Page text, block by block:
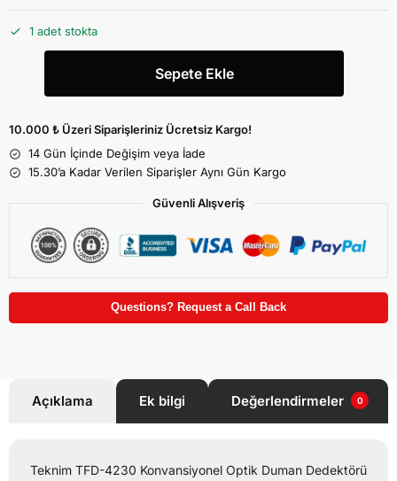
1 adet stokta
Sepete Ekle
10.000 ₺ Üzeri Siparişleriniz Ücretsiz Kargo!
14 Gün İçinde Değişim veya İade
15.30’a Kadar Verilen Siparişler Aynı Gün Kargo
Güvenli Alışveriş
Questions? Request a Call Back
Açıklama Ek bilgi Değerlendirmeler 0
Teknim TFD-4230 Konvansiyonel Optik Duman Dedektörü